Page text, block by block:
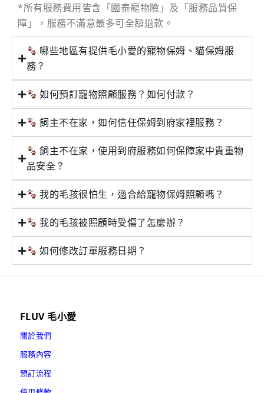
*所有服務費用皆含「國泰寵物險」及「服務品質保
障」，服務不滿意最多可全額退款。
哪些地區有提供毛小愛的寵物保姆、貓保姆服
務？
如何預訂寵物照顧服務？如何付款？
飼主不在家，如何信任保姆到府家裡服務？
飼主不在家，使用到府服務如何保障家中貴重物
品安全？
我的毛孩很怕生，適合給寵物保姆照顧嗎？
我的毛孩被照顧時受傷了怎麼辦？
如何修改訂單服務日期？
FLUV 毛小愛
關於我們
服務內容
預訂流程